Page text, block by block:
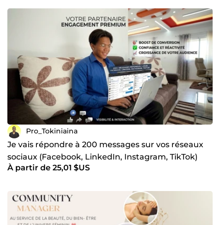
Pro_Tokiniaina
Je vais répondre à 200 messages sur vos réseaux
sociaux (Facebook, LinkedIn, Instagram, TikTok)
À partir de 25,01 $US